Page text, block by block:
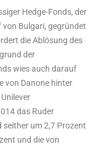
Hedge-Fonds, der
von Bulgari, gegründet
die Ablösung des
der
wies auch darauf
von Danone hinter
das Ruder
seither um 2,7 Prozent
und die von